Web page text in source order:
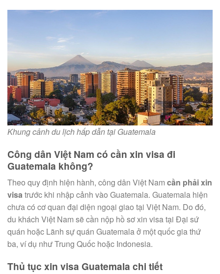
Khung cảnh du lịch hấp dẫn tại Guatemala
Công dân Việt Nam có cần xin visa đi
Guatemala không?
Theo quy định hiện hành, công dân Việt Nam cần phải xin
visatrước khi nhập cảnh vào Guatemala. Guatemala hiện
chưa có cơ quan đại diện ngoại giao tại Việt Nam. Do đó,
du khách Việt Nam sẽ cần nộp hồ sơ xin visa tại Đại sứ
quán hoặc Lãnh sự quán Guatemala ở một quốc gia thứ
ba, ví dụ như Trung Quốc hoặc Indonesia.
Thủ tục xin visa Guatemala chi tiết